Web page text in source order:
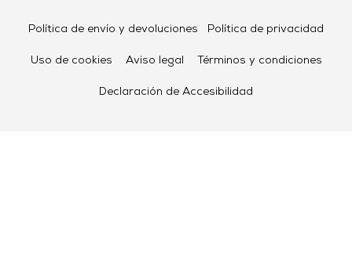
Política de envío y devoluciones Política de privacidad
Uso de cookies Aviso legal Términos y condiciones
Declaración de Accesibilidad